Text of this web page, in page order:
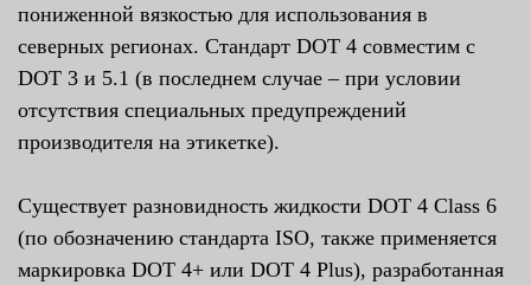
пониженной вязкостью для использования в
северных регионах. Стандарт DOT 4 совместим с
DOT 3 и 5.1 (в последнем случае – при условии
отсутствия специальных предупреждений
производителя на этикетке).
Существует разновидность жидкости DOT 4 Class 6
(по обозначению стандарта ISO, также применяется
маркировка DOT 4+ или DOT 4 Plus), разработанная